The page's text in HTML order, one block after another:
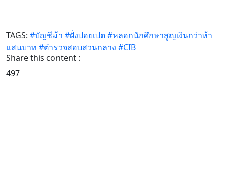
TAGS: #บัญชีม้า #ฝั่งปอยเปต#หลอกนักศึกษาสูญเงินกว่าห้า
แสนบาท #ตำรวจสอบสวนกลาง #CIB
Share this content :
497